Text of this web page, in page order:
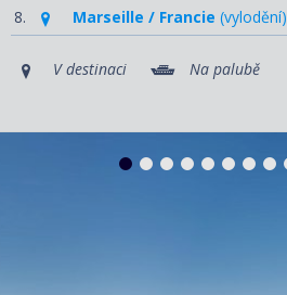
8.
Marseille / Francie (vylodění)
V destinaci Na palubě